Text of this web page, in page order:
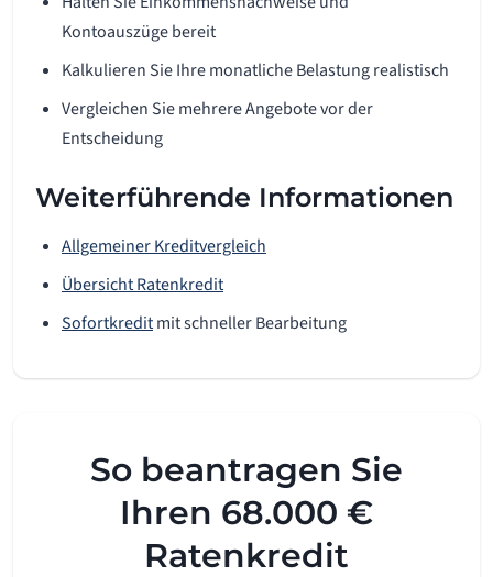
Kontoauszüge bereit
Kalkulieren Sie Ihre monatliche Belastung realistisch
Vergleichen Sie mehrere Angebote vor der
Entscheidung
Weiterführende Informationen
Allgemeiner Kreditvergleich
Übersicht Ratenkredit
Sofortkreditmit schneller Bearbeitung
So beantragen Sie
Ihren 68.000 €
Ratenkredit